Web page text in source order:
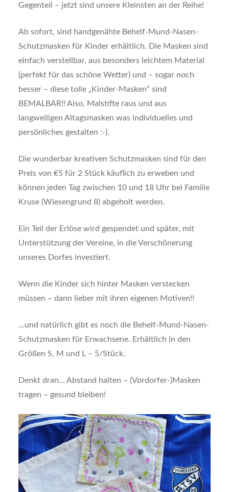
Gegenteil – jetzt sind unsere Kleinsten an der Reihe!
Ab sofort, sind handgenähte Behelf-Mund-Nasen-
Schutzmasken für Kinder erhältlich. Die Masken sind
einfach verstellbar, aus besonders leichtem Material
(perfekt für das schöne Wetter) und – sogar noch
besser – diese tolle „Kinder-Masken“ sind
BEMALBAR!! Also, Malstifte raus und aus
langweiligen Altagsmasken was individuelles und
persönliches gestalten :-).
Die wunderbar kreativen Schutzmasken sind für den
Preis von €5 für 2 Stück käuflich zu erweben und
können jeden Tag zwischen 10 und 18 Uhr bei Familie
Kruse (Wiesengrund 8) abgeholt werden.
Ein Teil der Erlöse wird gespendet und später, mit
Unterstützung der Vereine, in die Verschönerung
unseres Dorfes investiert.
Wenn die Kinder sich hinter Masken verstecken
müssen – dann lieber mit ihren eigenen Motiven!!
…und natürlich gibt es noch die Behelf-Mund-Nasen-
Schutzmasken für Erwachsene. Erhältlich in den
Größen S, M und L – 5/Stück.
Denkt dran… Abstand halten – (Vordorfer-)Masken
tragen – gesund bleiben!